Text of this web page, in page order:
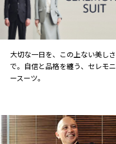
大切な一日を、この上ない美しさ
で。自信と品格を纏う、セレモニ
ースーツ。